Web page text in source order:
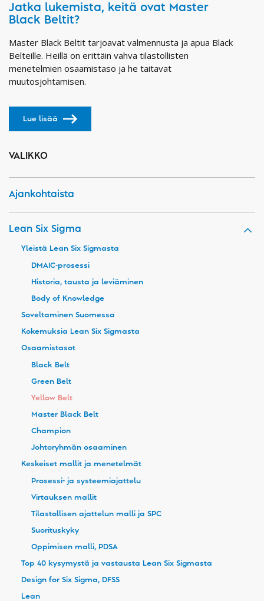
VALIKKO
Ajankohtaista
Lean Six Sigma
Yleistä Lean Six Sigmasta
DMAIC-prosessi
Historia, tausta ja leviäminen
Body of Knowledge
Soveltaminen Suomessa
Kokemuksia Lean Six Sigmasta
Osaamistasot
Black Belt
Green Belt
Yellow Belt
Master Black Belt
Champion
Johtoryhmän osaaminen
Keskeiset mallit ja menetelmät
Prosessi- ja systeemiajattelu
Virtauksen mallit
Tilastollisen ajattelun malli ja SPC
Suorituskyky
Oppimisen malli, PDSA
Top 40 kysymystä ja vastausta Lean Six Sigmasta
Design for Six Sigma, DFSS
Lean
Jatka lukemista, keitä ovat Master
Black Beltit?
Master Black Beltit tarjoavat valmennusta ja apua Black
Belteille. Heillä on erittäin vahva tilastollisten
menetelmien osaamistaso ja he taitavat
muutosjohtamisen.
Lue lisää